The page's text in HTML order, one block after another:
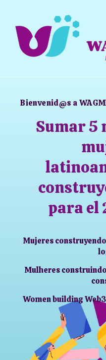
Bienvenid@s a
Sumar 5
para el
Mujeres
Mulheres
Women building